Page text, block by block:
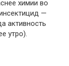
химии во
—
активность
утро).